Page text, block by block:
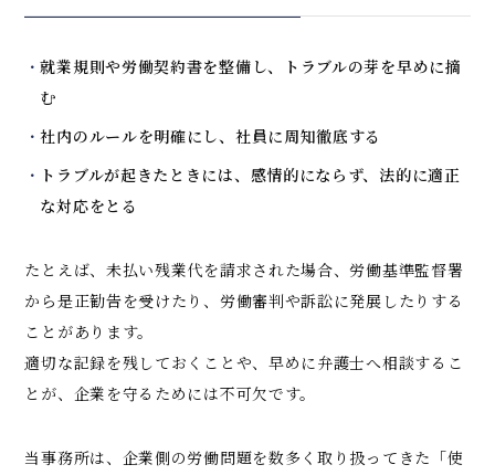
就業規則や労働契約書を整備し、トラブルの芽を早めに摘
む
社内のルールを明確にし、社員に周知徹底する
トラブルが起きたときには、感情的にならず、法的に適正
な対応をとる
たとえば、未払い残業代を請求された場合、労働基準監督署
から是正勧告を受けたり、労働審判や訴訟に発展したりする
ことがあります。
適切な記録を残しておくことや、早めに弁護士へ相談するこ
とが、企業を守るためには不可欠です。
当事務所は、企業側の労働問題を数多く取り扱ってきた「使